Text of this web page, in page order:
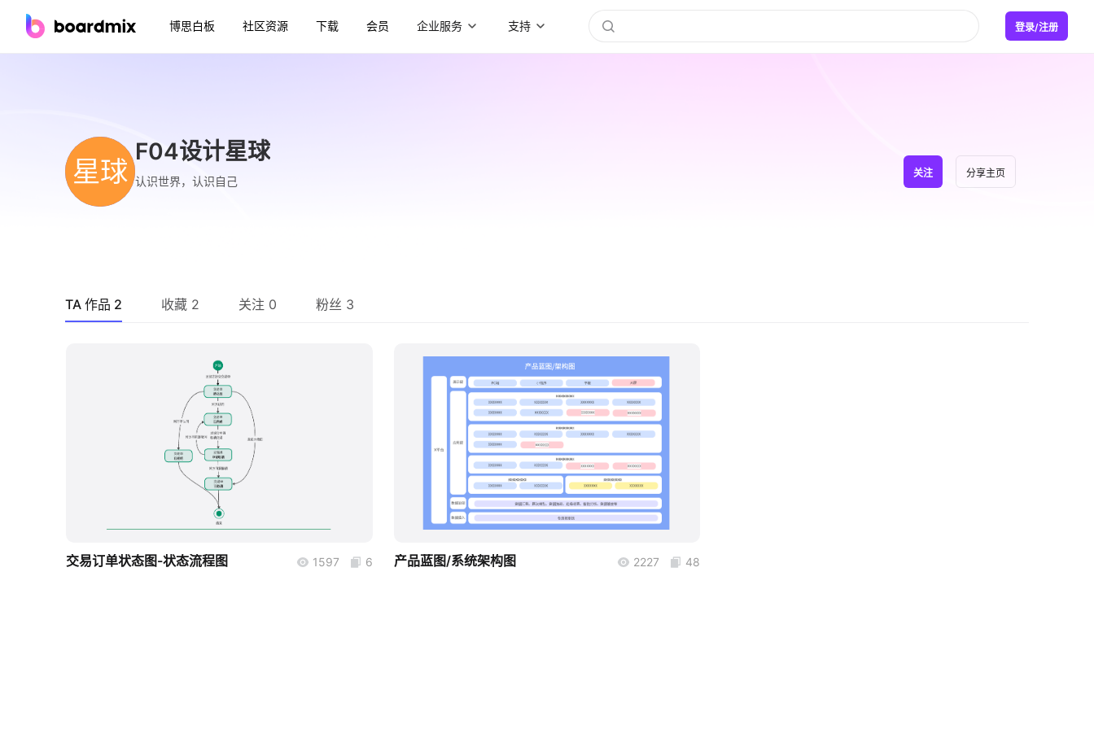
博思白板 社区资源 下载 会员 企业服务 支持 登录/注册
星球
F04设计星球
认识世界，认识自己
关注 分享主页
TA 作品 2 收藏 2 关注 0 粉丝 3
boardmix
交易订单状态图-状态流程图 1597 6
boardmix
产品蓝图/系统架构图 2227 48